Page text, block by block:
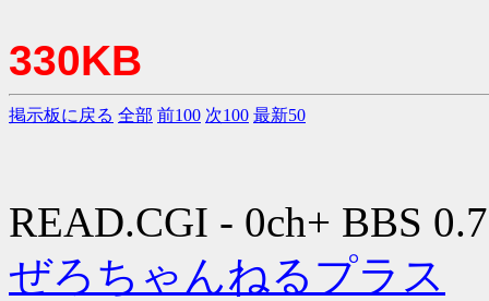
330KB
掲示板に戻る 全部 前100 次100 最新50
READ.CGI - 0ch+ BBS
ぜろちゃんねるプラス